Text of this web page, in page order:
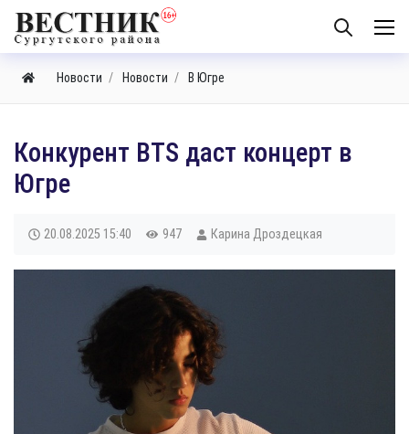
Новости Новости В Югре
Конкурент BTS даст концерт в
Югре
20.08.2025 15:40 947 Карина Дроздецкая